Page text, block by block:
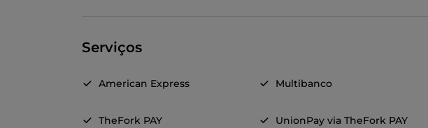
Serviços
American Express Multibanco
TheFork PAY UnionPay via TheFork PAY